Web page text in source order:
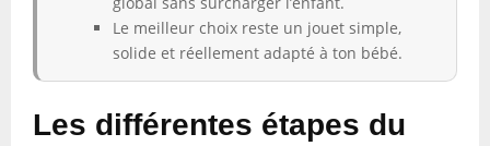
Le meilleur choix reste un jouet simple,
solide et réellement adapté à ton bébé.
Les différentes étapes du